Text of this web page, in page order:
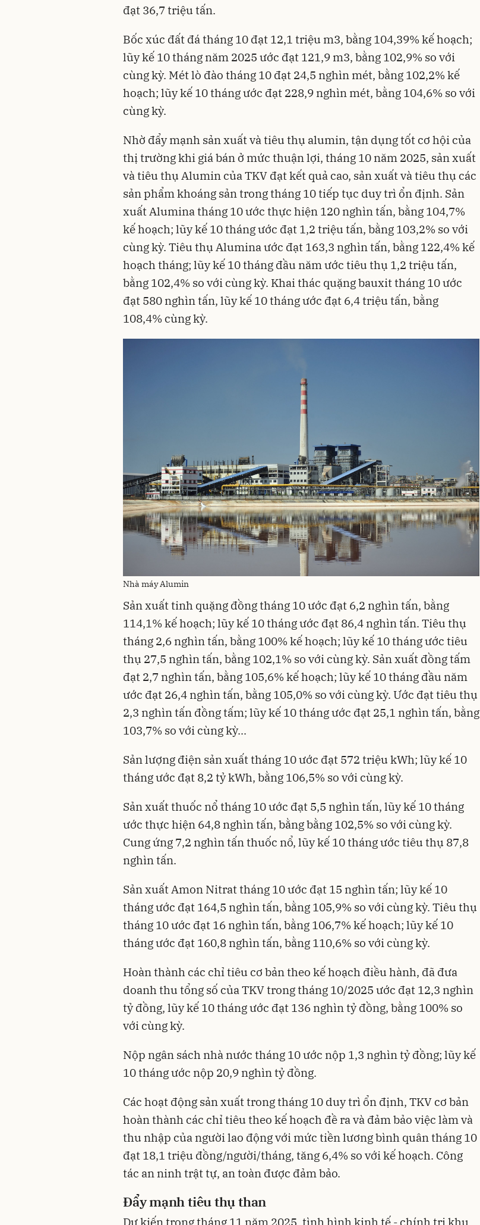
đạt 36,7 triệu tấn.
Bốc xúc đất đá tháng 10 đạt 12,1 triệu m3, bằng 104,39% kế hoạch;
lũy kế 10 tháng năm 2025 ước đạt 121,9 m3, bằng 102,9% so với
cùng kỳ. Mét lò đào tháng 10 đạt 24,5 nghìn mét, bằng 102,2% kế
hoạch; lũy kế 10 tháng ước đạt 228,9 nghìn mét, bằng 104,6% so với
cùng kỳ.
Nhờ đẩy mạnh sản xuất và tiêu thụ alumin, tận dụng tốt cơ hội của
thị trường khi giá bán ở mức thuận lợi, tháng 10 năm 2025, sản xuất
và tiêu thụ Alumin của TKV đạt kết quả cao, sản xuất và tiêu thụ các
sản phẩm khoáng sản trong tháng 10 tiếp tục duy trì ổn định. Sản
xuất Alumina tháng 10 ước thực hiện 120 nghìn tấn, bằng 104,7%
kế hoạch; lũy kế 10 tháng ước đạt 1,2 triệu tấn, bằng 103,2% so với
cùng kỳ. Tiêu thụ Alumina ước đạt 163,3 nghìn tấn, bằng 122,4% kế
hoạch tháng; lũy kế 10 tháng đầu năm ước tiêu thụ 1,2 triệu tấn,
bằng 102,4% so với cùng kỳ. Khai thác quặng bauxit tháng 10 ước
đạt 580 nghìn tấn, lũy kế 10 tháng ước đạt 6,4 triệu tấn, bằng
108,4% cùng kỳ.
Nhà máy Alumin
Sản xuất tinh quặng đồng tháng 10 ước đạt 6,2 nghìn tấn, bằng
114,1% kế hoạch; lũy kế 10 tháng ước đạt 86,4 nghìn tấn. Tiêu thụ
tháng 2,6 nghìn tấn, bằng 100% kế hoạch; lũy kế 10 tháng ước tiêu
thụ 27,5 nghìn tấn, bằng 102,1% so với cùng kỳ. Sản xuất đồng tấm
đạt 2,7 nghìn tấn, bằng 105,6% kế hoạch; lũy kế 10 tháng đầu năm
ước đạt 26,4 nghìn tấn, bằng 105,0% so với cùng kỳ. Ước đạt tiêu thụ
2,3 nghìn tấn đồng tấm; lũy kế 10 tháng ước đạt 25,1 nghìn tấn, bằng
103,7% so với cùng kỳ...
Sản lượng điện sản xuất tháng 10 ước đạt 572 triệu kWh; lũy kế 10
tháng ước đạt 8,2 tỷ kWh, bằng 106,5% so với cùng kỳ.
Sản xuất thuốc nổ tháng 10 ước đạt 5,5 nghìn tấn, lũy kế 10 tháng
ước thực hiện 64,8 nghìn tấn, bằng bằng 102,5% so với cùng kỳ.
Cung ứng 7,2 nghìn tấn thuốc nổ, lũy kế 10 tháng ước tiêu thụ 87,8
nghìn tấn.
Sản xuất Amon Nitrat tháng 10 ước đạt 15 nghìn tấn; lũy kế 10
tháng ước đạt 164,5 nghìn tấn, bằng 105,9% so với cùng kỳ. Tiêu thụ
tháng 10 ước đạt 16 nghìn tấn, bằng 106,7% kế hoạch; lũy kế 10
tháng ước đạt 160,8 nghìn tấn, bằng 110,6% so với cùng kỳ.
Hoàn thành các chỉ tiêu cơ bản theo kế hoạch điều hành, đã đưa
doanh thu tổng số của TKV trong tháng 10/2025 ước đạt 12,3 nghìn
tỷ đồng, lũy kế 10 tháng ước đạt 136 nghìn tỷ đồng, bằng 100% so
với cùng kỳ.
Nộp ngân sách nhà nước tháng 10 ước nộp 1,3 nghìn tỷ đồng; lũy kế
10 tháng ước nộp 20,9 nghìn tỷ đồng.
Các hoạt động sản xuất trong tháng 10 duy trì ổn định, TKV cơ bản
hoàn thành các chỉ tiêu theo kế hoạch đề ra và đảm bảo việc làm và
thu nhập của người lao động với mức tiền lương bình quân tháng 10
đạt 18,1 triệu đồng/người/tháng, tăng 6,4% so với kế hoạch. Công
tác an ninh trật tự, an toàn được đảm bảo.
Đẩy mạnh tiêu thụ than